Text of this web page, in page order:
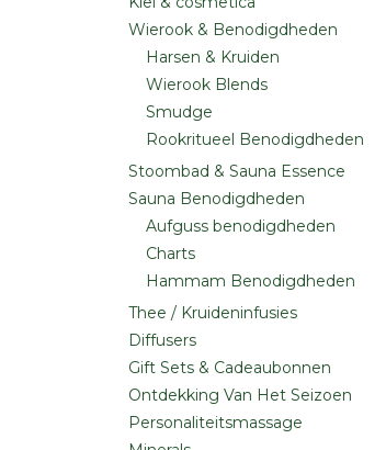
Wierook & Benodigdheden
Harsen & Kruiden
Wierook Blends
Smudge
Rookritueel Benodigdheden
Stoombad & Sauna Essence
Sauna Benodigdheden
Aufguss benodigdheden
Charts
Hammam Benodigdheden
Thee / Kruideninfusies
Diffusers
Gift Sets & Cadeaubonnen
Ontdekking Van Het Seizoen
Personaliteitsmassage